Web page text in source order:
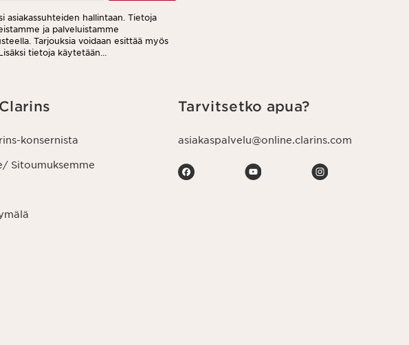
asiakassuhteiden hallintaan. Tietoja
ja palveluistamme
Tarjouksia voidaan esittää myös
tietoja käytetään
klikkaamalla uutiskirjeen jokaisessa
konsernista
Sitoumuksemme
Tarvitsetko apua?
asiakaspalvelu@online.clarins.com